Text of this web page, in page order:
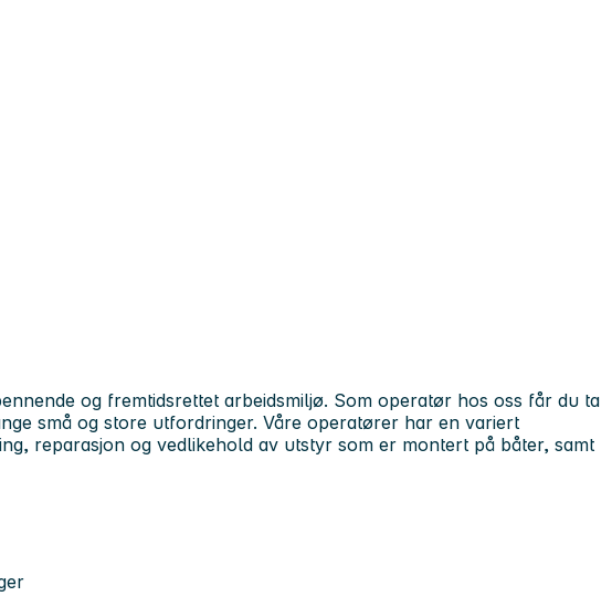
og fremtidsrettet arbeidsmiljø. Som operatør hos oss får du ta
små og store utfordringer. Våre operatører har en variert
reparasjon og vedlikehold av utstyr som er montert på båter, samt